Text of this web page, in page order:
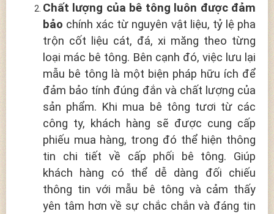
Chất lượng của bê tông luôn được đảm
bảo chính xác từ nguyên vật liệu, tỷ lệ pha
trộn cốt liệu cát, đá, xi măng theo từng
loại mác bê tông. Bên cạnh đó, việc lưu lại
mẫu bê tông là một biện pháp hữu ích để
đảm bảo tính đúng đắn và chất lượng của
sản phẩm. Khi mua bê tông tươi từ các
công ty, khách hàng sẽ được cung cấp
phiếu mua hàng, trong đó thể hiện thông
tin chi tiết về cấp phối bê tông. Giúp
khách hàng có thể dễ dàng đối chiếu
thông tin với mẫu bê tông và cảm thấy
yên tâm hơn về sự chắc chắn và đáng tin